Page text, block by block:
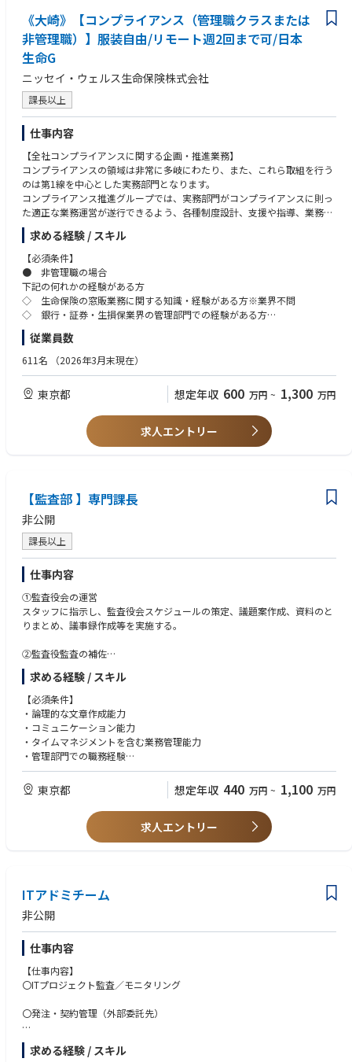
【魅力】
使命感を持ちながら、組織の健全性維持・業務改善に寄与していることを
実感できるのが内部監査業務の魅力です。また、監査業務を通じで様々な
部署と関わりを持ち、各業務プロセスを理解することになるため、会社全
体を俯瞰的に見渡す視野が拡がります。さらに、ミスを指摘するだけでな
く、改善策を議論し、助言・提言をまとめていくことになりますので、コ
ミュニケーション能力や調整力が身につきます。
《大崎》【コンプライアンス（管理職クラスまたは
非管理職）】服装自由/リモート週2回まで可/日本
生命G
ニッセイ・ウェルス生命保険株式会社
課長以上
仕事内容
【全社コンプライアンスに関する企画・推進業務】
コンプライアンスの領域は非常に多岐にわたり、また、これら取組を行う
のは第1線を中心とした実務部門となります。
コンプライアンス推進グループでは、実務部門がコンプライアンスに則っ
た適正な業務運営が遂行できるよう、各種制度設計、支援や指導、業務遂
行状況のモニタリングなどの業務が中心となります。
なお、複数の業務を既存のメンバーと担当していただきますが、実務の遂
行と企画立案を分担するなど、業務経験や適性、志向等に応じて配置しま
す。
① コンプライアンス上の不適正事案への対応に関する業務
募集代理店における保険募集に関する不適正行為、社員等の不適正行為な
や監督官庁への届出などを遂行する業務となります。なお、これら業務の
遂行にあたっては、主導的に社内関係部門や社外関係者と連携しながら進
めていく必要があります。
また、これら事案の発生傾向や原因等を分析し、実効性のある再発防止策
の検討を行うほか、本業務運営全般に関する企画立案等についても取組ん
② 個人情報等の保護に関する業務
の検討や監督官庁への届出などを行う業務となります。
なお、個人情報保護法等の改正等がある場合には、改正内容等を踏まえ
て、当社における個人情報保護に関する態勢整備を再構築するなど、これ
ら分野の企画立案を行っていただきます。
③ その他 コンプライアンスに関する業務
マネー・ロンダリング等への対応に関する業務
ＦＡＴＣＡ／ＣＲＳに関する業務
法令等遵守状況の点検・モニタリングに関する業務
関係法令の改正をはじめ、外部環境の変化を踏まえた管理態勢の再構築、
【キャリアパス】
コンプライアンス推進グループの担当領域は非常に多岐にわたりますの
で、コンプライアンス全般の知見を高めることができます。また、社内外
との多様な関係者と連携して業務を進めていく機会も多く、これらの経験
を重ねることで、専門性を兼ね備えたマネジメントとしてのキャリアを目
指すことができます。
一方、多岐にわたる領域から、適正や志向に基づいて専門分野を見出し、
プロフェッショナル人材としてのキャリアも目指すことができます。
求める経験 / スキル
【必須条件】
● 非管理職の場合
下記の何れかの経験がある方
◇ 生命保険の窓販業務に関する知識・経験がある方※業界不問
◇ 銀行・証券・生損保業界の管理部門での経験がある方
● 管理職クラスの場合
◇ 銀行・証券・生損保業界にて、業務内容に関する経験や知見がある方
る方
◇ 多様な関係者とのコミュニケーション能力
◇ 業務工程等の自己管理能力
◇ 「保険業法」、「個人情報保護法」、「保険会社向けの総合的な監督指
針」等のコンプライアンスに関連する法令等に関する知識
◇ 保険契約者等の顧客、募集代理店、生命保険業界各社、監督官庁とい
った社外関係者とのコミュニケーション経験
従業員数
611名 （2026年3月末現在）
東京都 想定年収 600 万円 ~ 1,300 万円
求人エントリー
【監査部 】専門課長
非公開
課長以上
仕事内容
①監査役会の運営
スタッフに指示し、監査役会スケジュールの策定、議題案作成、資料のと
りまとめ、議事録作成等を実施する。
②監査役監査の補佐
調査活動、監査役助言・指摘事項の管理、監査報告書の作成、期末監査の
サポートを実施する。
③監査計画の策定
リスク評価に基づく監査重点項目の洗い出し、監査方針・計画の策定、活
動計画の提案等を実施する。
会計監査人との調整、監査役による会計監査のサポートを実施する。
⑤その他管理業務
予算管理、各種報告対応、インフラ整備、スタッフ管理等を実施する。
・直販系の支社での労働環境と異なり、本社直轄で働く事となる為、情報
共有や判断の速さなどをダイレクトに感じられる環境
・元外資の風通しのよさと、日本生命資本による安定した財務基盤やノウ
ハウ提供などのバックアップ
求める経験 / スキル
【必須条件】
・論理的な文章作成能力
・コミュニケーション能力
・タイムマネジメントを含む業務管理能力
・管理部門での職務経験
・PCスキル（Word,Excel,PowerPoint)中級
【尚可条件】
・保険会社、金融機関、監査法人の勤務経験
・会社法上の機関（監査役会、取締役会等）事務局経験
・会計、法令等の知識
東京都 想定年収 440 万円 ~ 1,100 万円
求人エントリー
ITアドミチーム
非公開
仕事内容
【仕事内容】
〇ITプロジェクト監査／モニタリング
〇発注・契約管理（外部委託先）
〇請求・支払対応
求める経験 / スキル